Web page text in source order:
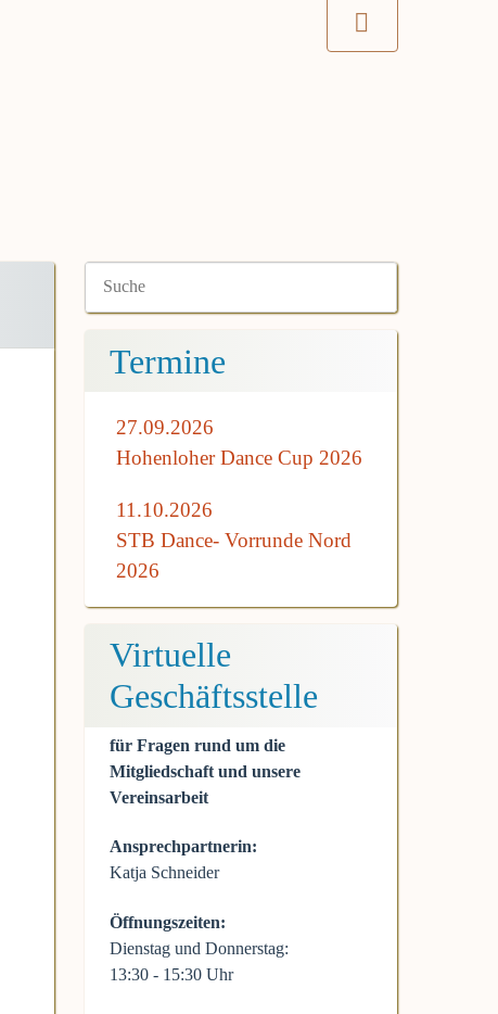
Termine
27.09.2026
Hohenloher Dance Cup 2026
11.10.2026
STB Dance- Vorrunde Nord
2026
Virtuelle
Geschäftsstelle
für Fragen rund um die
Mitgliedschaft und unsere
Vereinsarbeit
Ansprechpartnerin:
Katja Schneider
Öffnungszeiten:
Dienstag und Donnerstag:
13:30 - 15:30 Uhr